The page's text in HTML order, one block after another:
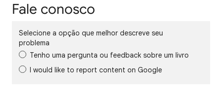
Fale conosco
Selecione a opção que melhor descreve seu
problema
Tenho uma pergunta ou feedback sobre um livro
I would like to report content on Google